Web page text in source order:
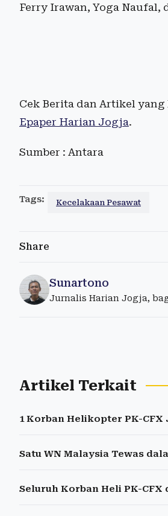
Ferry Irawan, Yoga Naufal,
Cek Berita dan Artikel yang
Epaper Harian Jogja.
Sumber : Antara
Tags: Kecelakaan Pesawat
Share
Sunartono
Jurnalis Harian Jogja,
Artikel Terkait
1 Korban Helikopter PK-
Satu WN Malaysia Tewas
Seluruh Korban Heli PK-